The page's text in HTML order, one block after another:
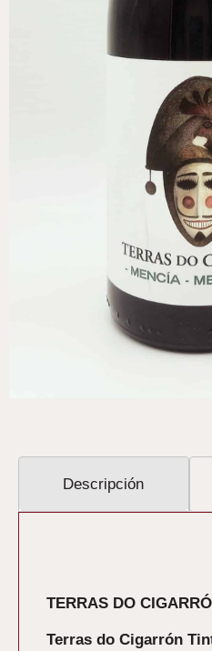
Descripción
TERRAS DO
Terras do Cigarrón